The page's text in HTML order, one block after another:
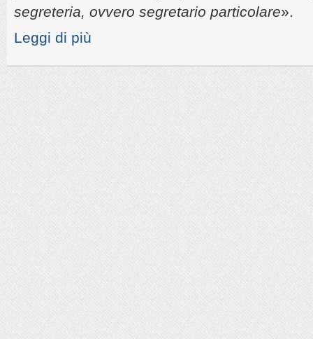
segreteria, ovvero segretario particolare».
Leggi di più